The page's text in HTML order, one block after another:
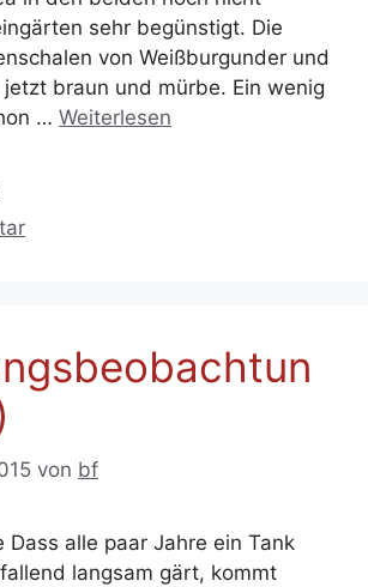
sehr begünstigt. Die
von Weißburgunder und
braun und mürbe. Ein wenig
… Weiterlesen
von bf
Dass alle paar Jahre ein Tank
langsam gärt, kommt